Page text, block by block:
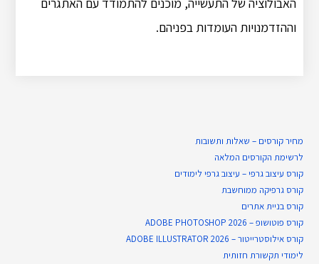
האבולוציה של התעשייה, מוכנים להתמודד עם האתגרים
וההזדמנויות העומדות בפניהם.
מחיר קורסים – שאלות ותשובות
לרשימת הקורסים המלאה
קורס עיצוב גרפי – עיצוב גרפי לימודים
קורס גרפיקה ממוחשבת
קורס בניית​ אתרים
קורס פוטושופ – ADOBE PHOTOSHOP 2026
קורס אילוסטרייטור – ADOBE ILLUSTRATOR 2026
לימודי תקשורת חזותית